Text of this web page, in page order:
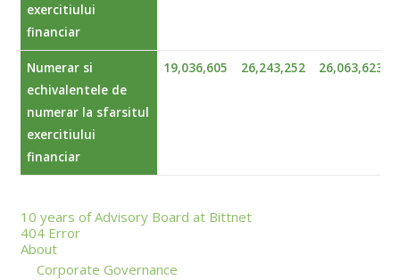
exercitiului
financiar
Numerar si
echivalentele de
numerar la sfarsitul
exercitiului
financiar
19,036,605 26,243,252 26,063,623
10 years of Advisory Board at Bittnet
404 Error
About
Corporate Governance